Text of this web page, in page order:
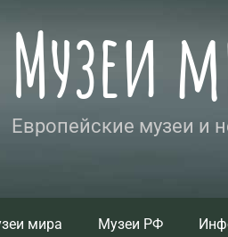
Музеи
Европейские музеи и
мира Музеи РФ